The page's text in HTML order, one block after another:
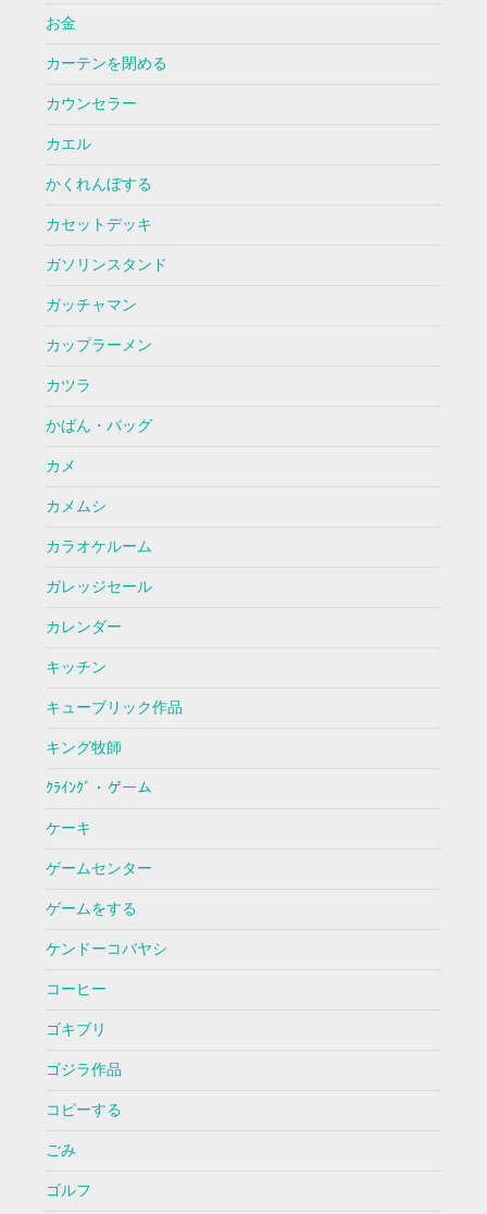
お金
カーテンを閉める
カウンセラー
カエル
かくれんぼする
カセットデッキ
ガソリンスタンド
ガッチャマン
カップラーメン
カツラ
かばん・バッグ
カメ
カメムシ
カラオケルーム
ガレッジセール
カレンダー
キッチン
キューブリック作品
キング牧師
ｸﾗｲﾝｸﾞ・ゲーム
ケーキ
ゲームセンター
ゲームをする
ケンドーコバヤシ
コーヒー
ゴキブリ
ゴジラ作品
コピーする
ごみ
ゴルフ